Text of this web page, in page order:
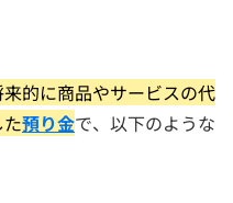
的に商品やサービスの代
預り金で、以下のような